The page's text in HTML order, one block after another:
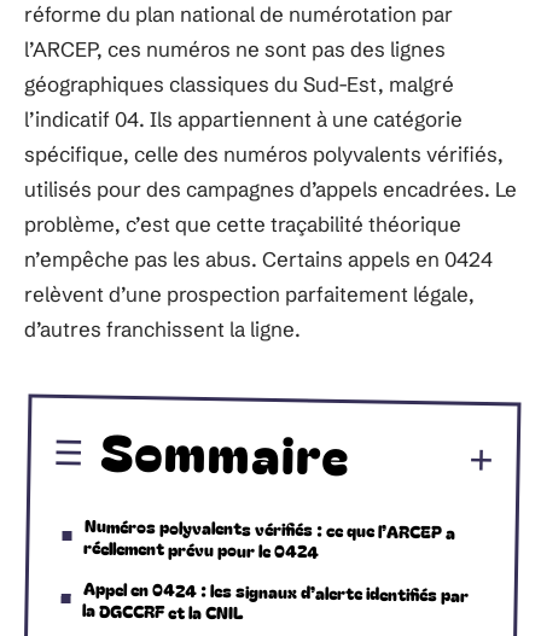
réforme du plan national de numérotation par
l’ARCEP, ces numéros ne sont pas des lignes
géographiques classiques du Sud-Est, malgré
l’indicatif 04. Ils appartiennent à une catégorie
spécifique, celle des numéros polyvalents vérifiés,
utilisés pour des campagnes d’appels encadrées. Le
problème, c’est que cette traçabilité théorique
n’empêche pas les abus. Certains appels en 0424
relèvent d’une prospection parfaitement légale,
d’autres franchissent la ligne.
Sommaire
Numéros polyvalents vérifiés : ce que l’ARCEP a
réellement prévu pour le 0424
Appel en 0424 : les signaux d’alerte identifiés par
la DGCCRF et la CNIL